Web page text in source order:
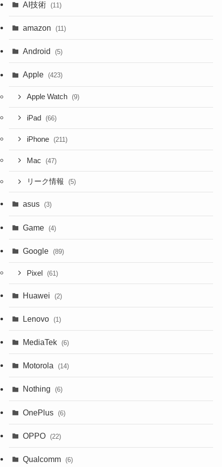
AI技術 (11)
amazon (11)
Android (5)
Apple (423)
Apple Watch (9)
iPad (66)
iPhone (211)
Mac (47)
リーク情報 (5)
asus (3)
Game (4)
Google (89)
Pixel (61)
Huawei (2)
Lenovo (1)
MediaTek (6)
Motorola (14)
Nothing (6)
OnePlus (6)
OPPO (22)
Qualcomm (6)